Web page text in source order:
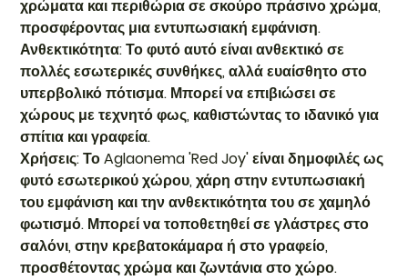
χρώματα και περιθώρια σε σκούρο πράσινο χρώμα,
προσφέροντας μια εντυπωσιακή εμφάνιση.
Ανθεκτικότητα: Το φυτό αυτό είναι ανθεκτικό σε
πολλές εσωτερικές συνθήκες, αλλά ευαίσθητο στο
υπερβολικό πότισμα. Μπορεί να επιβιώσει σε
χώρους με τεχνητό φως, καθιστώντας το ιδανικό για
σπίτια και γραφεία.
Χρήσεις: Το Aglaonema 'Red Joy' είναι δημοφιλές ως
φυτό εσωτερικού χώρου, χάρη στην εντυπωσιακή
του εμφάνιση και την ανθεκτικότητα του σε χαμηλό
φωτισμό. Μπορεί να τοποθετηθεί σε γλάστρες στο
σαλόνι, στην κρεβατοκάμαρα ή στο γραφείο,
προσθέτοντας χρώμα και ζωντάνια στο χώρο.